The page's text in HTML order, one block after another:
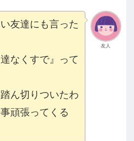
友人
友達にも言った
なくすで』って
ん切りついたわ
頑張ってくる